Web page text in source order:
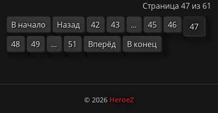
Страница 47 из 61
В начало
Назад 42 43 ... 45 46
47
48
49 ... 51 Вперёд В конец
© 2026 HeroeZ